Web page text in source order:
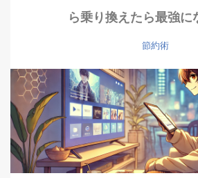
ら乗り換えたら最強に
節約術